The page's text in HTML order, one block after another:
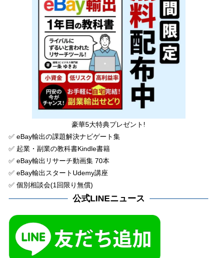
豪華5大特典プレゼント!
✅ eBay輸出の課題解決ナビゲート集
✅ 起業・副業の教科書Kindle書籍
✅ eBay輸出リサーチ動画集 70本
✅ eBay輸出スタートUdemy講座
✅ 個別相談会(1回限り無償)
公式LINEニュース